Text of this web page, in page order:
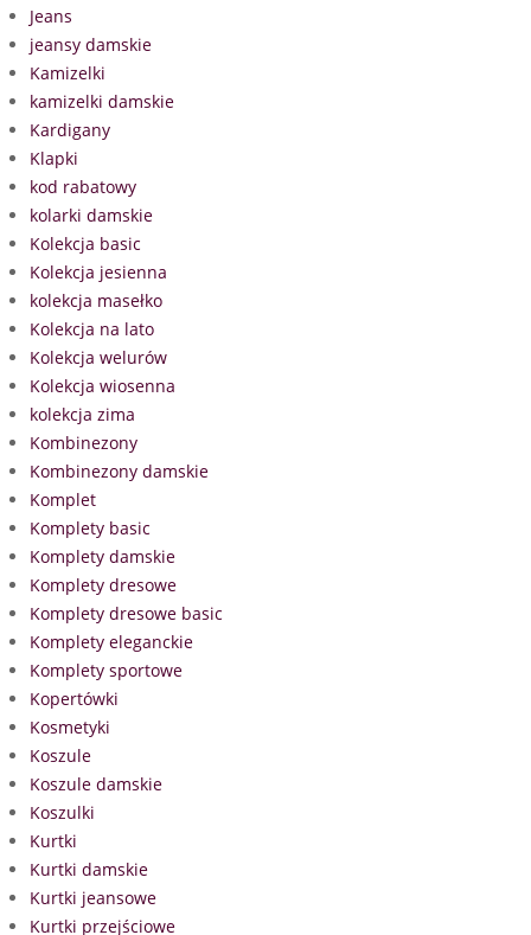
Jeans
jeansy damskie
Kamizelki
kamizelki damskie
Kardigany
Klapki
kod rabatowy
kolarki damskie
Kolekcja basic
Kolekcja jesienna
kolekcja masełko
Kolekcja na lato
Kolekcja welurów
Kolekcja wiosenna
kolekcja zima
Kombinezony
Kombinezony damskie
Komplet
Komplety basic
Komplety damskie
Komplety dresowe
Komplety dresowe basic
Komplety eleganckie
Komplety sportowe
Kopertówki
Kosmetyki
Koszule
Koszule damskie
Koszulki
Kurtki
Kurtki damskie
Kurtki jeansowe
Kurtki przejściowe